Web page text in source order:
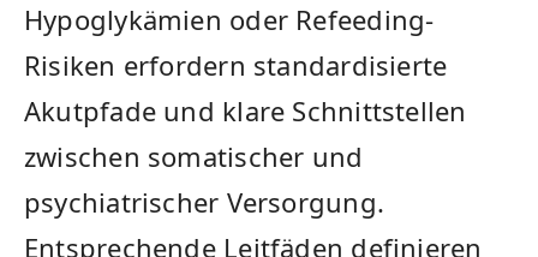
Hypoglykämien oder Refeeding-
Risiken erfordern standardisierte
Akutpfade und klare Schnittstellen
zwischen somatischer und
psychiatrischer Versorgung.
Entsprechende Leitfäden definieren